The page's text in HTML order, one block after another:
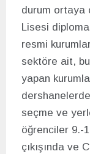
durum ortaya
Lisesi
resmi
sektöre ait,
yapan
seçme ve
öğrenciler 9.-
çıkışında ve